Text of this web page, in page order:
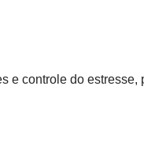
e controle do estresse,